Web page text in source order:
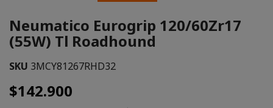
Neumatico Eurogrip 120/60Zr17
(55W) Tl Roadhound
SKU 3MCY81267RHD32
$142.900